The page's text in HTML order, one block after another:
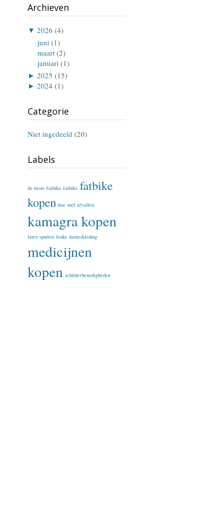
Archieven
▼ 2026 (4)
juni (1)
maart (2)
januari (1)
► 2025 (15)
► 2024 (1)
Categorie
Niet ingedeeld (20)
Labels
de beste fatbike fatbike fatbike
kopen hoe snel afvallen
kamagra kopen
latex spuiten leuke dameskleding
medicijnen
kopen schilderbenodigheden